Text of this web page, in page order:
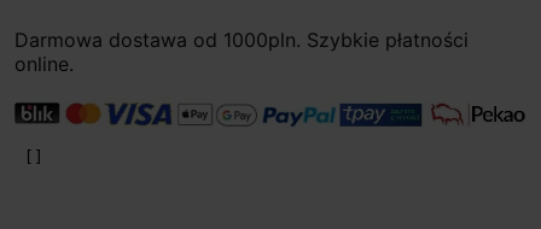
Darmowa dostawa od 1000pln. Szybkie płatności
online.